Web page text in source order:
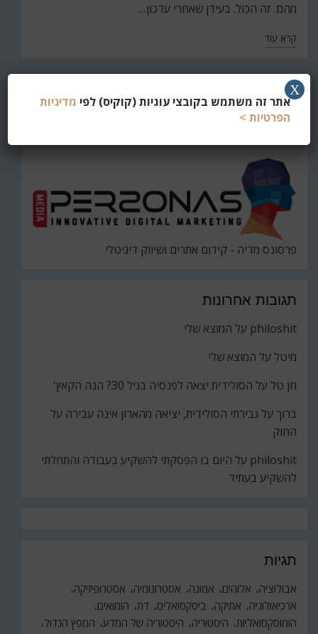
מהם. זה הכול. בעידן שאחרי עדכון…
קרא עוד
חפש
את
פרסונס מדיה - קידום אתרים ושיווק דיגיטלי
תגובות אחרונות
philoshit על המוצא שלי
מיטל על המוצא שלי
חן טל על הסולידית יצאה לפנסיה בגיל 30? הנה הקאץ'
ברוך על גבירתי הסולידית, יציאה מהארון אינה עבירה על
החוק
philoshit על היום בו הפסקתי להשקיע בעבודה והתחלתי
להשקיע בעתיד
תגיות
אבולוציה אלוהים אמונה אסטרונומיה
אסטרופיזיקה
ארכיאולוגיה
אתיקה ביסקסואלים דת הומואים
הומוסקסואליות היסטוריה היסטוריה של המדע המפץ הגדול
אתר זה משתמש בקובצי עוגיות (קוקיס) לפי מדיניות
הפרטיות >
X